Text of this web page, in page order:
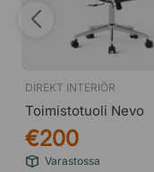
DIREKT INTERIÖR
Toimistotuoli Nevo
€200
Varastossa